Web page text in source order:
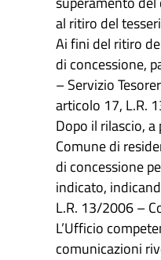
al ritiro del
Ai fini del ritiro
di concessione,
– Servizio
articolo 17, L.R.
Dopo il rilascio,
Comune di
di concessione
indicato,
L.R. 13/2006 –
L’Ufficio
comunicazioni